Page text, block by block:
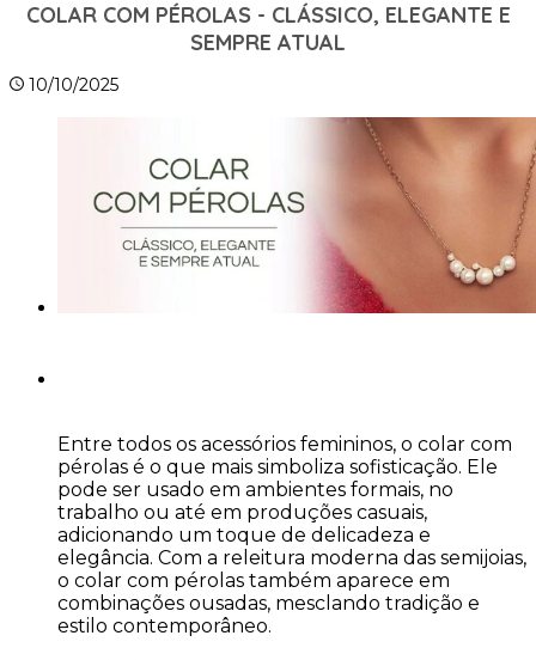
COLAR COM PÉROLAS - CLÁSSICO, ELEGANTE E
SEMPRE ATUAL
10/10/2025
Entre todos os acessórios femininos, o colar com
pérolas é o que mais simboliza sofisticação. Ele
pode ser usado em ambientes formais, no
trabalho ou até em produções casuais,
adicionando um toque de delicadeza e
elegância. Com a releitura moderna das semijoias,
o colar com pérolas também aparece em
combinações ousadas, mesclando tradição e
estilo contemporâneo.